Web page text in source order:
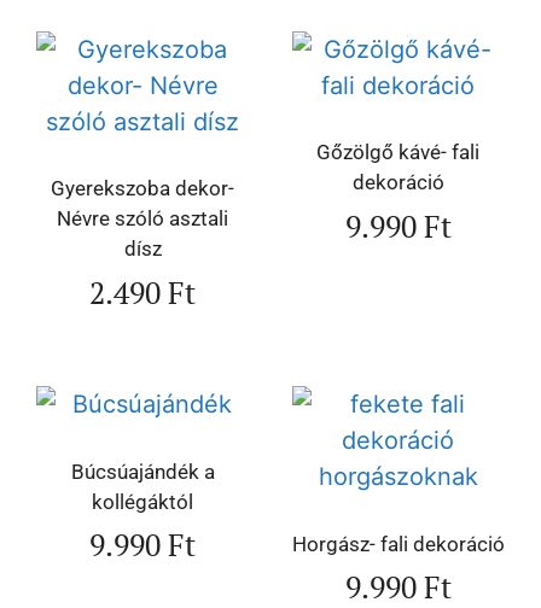
Gyerekszoba dekor-
Névre szóló asztali
dísz
2.490Ft
Gőzölgő kávé- fali
dekoráció
9.990Ft
Búcsúajándék a
kollégáktól
9.990Ft Horgász- fali dekoráció
9.990Ft